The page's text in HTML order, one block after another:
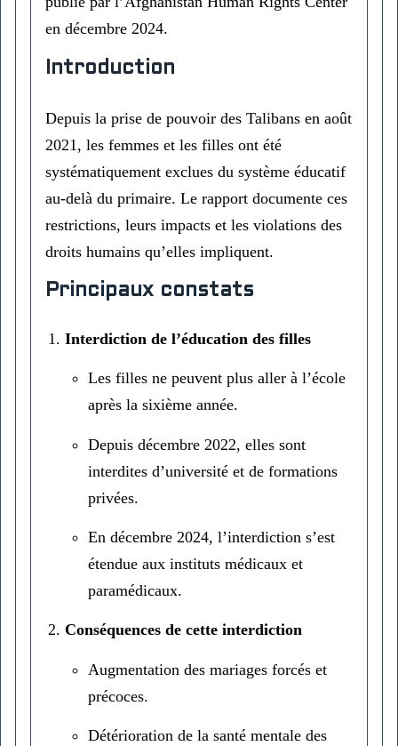
en décembre 2024.
Introduction
Depuis la prise de pouvoir des Talibans en août
2021, les femmes et les filles ont été
systématiquement exclues du système éducatif
au-delà du primaire. Le rapport documente ces
restrictions, leurs impacts et les violations des
droits humains qu’elles impliquent.
Principaux constats
Interdiction de l’éducation des filles
Les filles ne peuvent plus aller à l’école
après la sixième année.
Depuis décembre 2022, elles sont
interdites d’université et de formations
privées.
En décembre 2024, l’interdiction s’est
étendue aux instituts médicaux et
paramédicaux.
Conséquences de cette interdiction
Augmentation des mariages forcés et
précoces.
Détérioration de la santé mentale des